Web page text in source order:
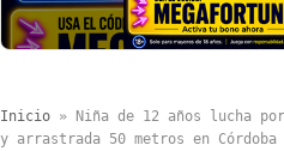
Inicio »
Niña de 12 años lucha
y arrastrada 50 metros en Córdoba